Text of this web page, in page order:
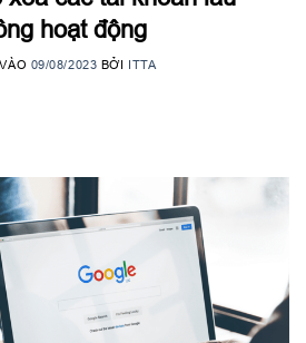
hoạt động
09/08/2023 BỞI ITTA